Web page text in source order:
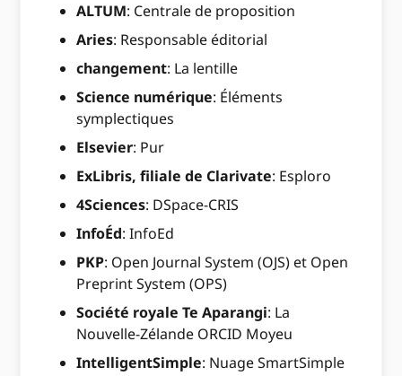
ALTUM: Centrale de proposition
Aries: Responsable éditorial
changement: La lentille
Science numérique: Éléments
symplectiques
Elsevier: Pur
ExLibris, filiale de Clarivate: Esploro
4Sciences: DSpace-CRIS
InfoÉd: InfoEd
PKP: Open Journal System (OJS) et Open
Preprint System (OPS)
Société royale Te Aparangi: La
Nouvelle-Zélande ORCID Moyeu
IntelligentSimple: Nuage SmartSimple